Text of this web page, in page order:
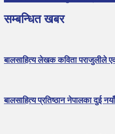
सम्बन्धित खबर
बालसाहित्य लेखक कविता पराजुलीले
बालसाहित्य प्रतिष्ठान नेपालका दुई